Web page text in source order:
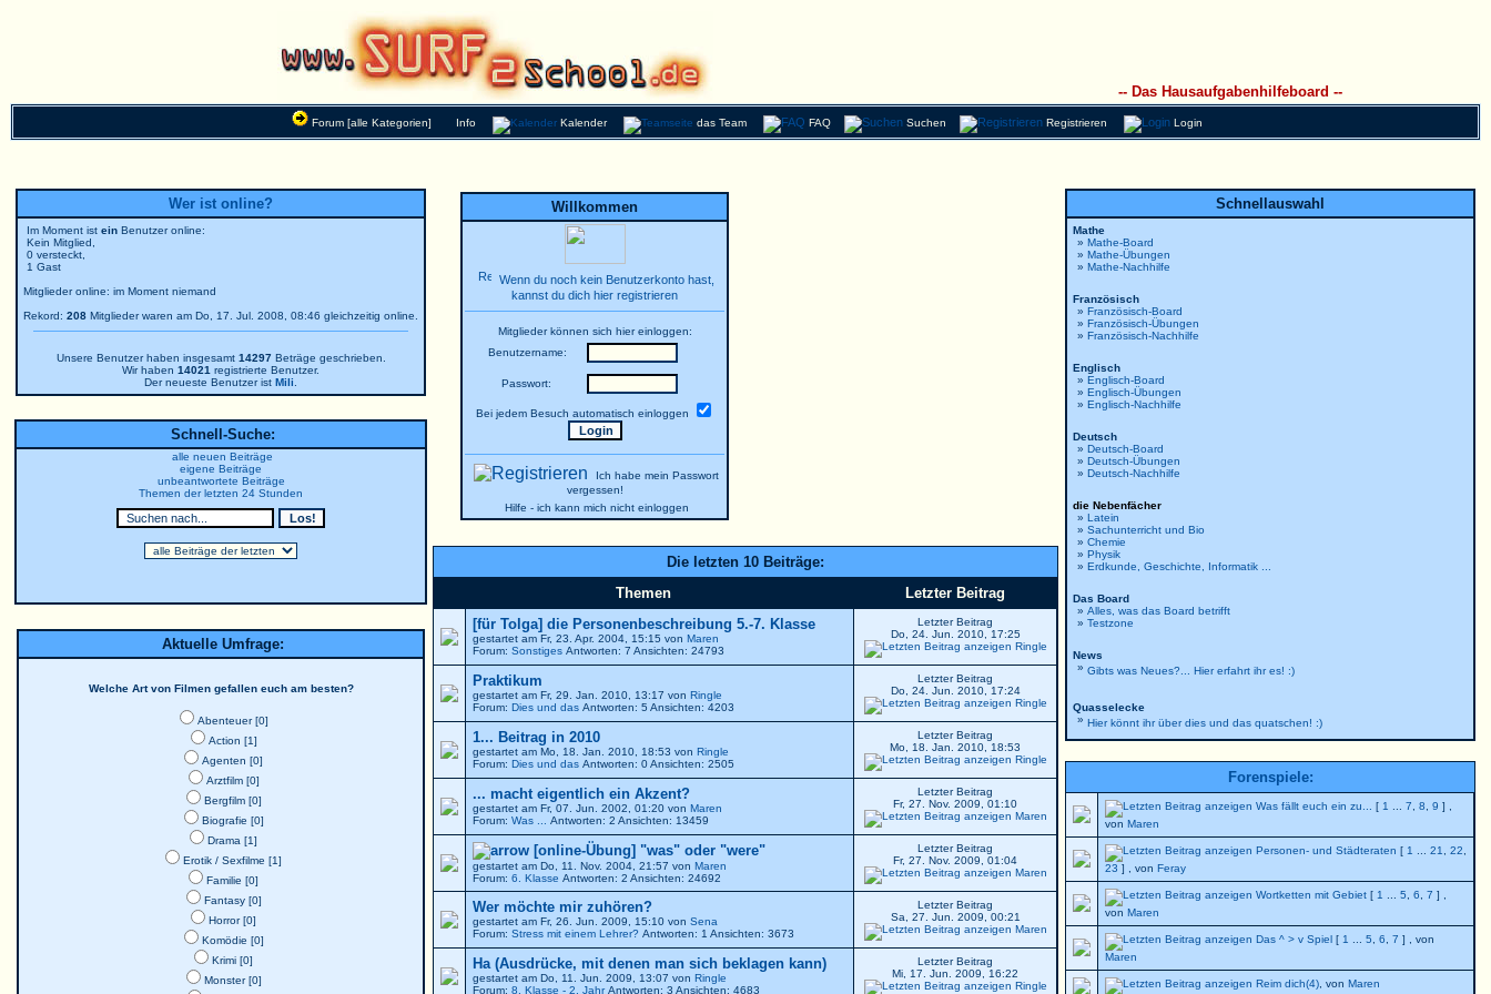
-- Das Hausaufgabenhilfeboard --
Forum [alle Kategorien] Info Kalender das Team FAQ Suchen Registrieren Login
Wer ist online?
Im Moment ist ein Benutzer online:
Kein Mitglied,
0 versteckt,
1 Gast
Mitglieder online: im Moment niemand
Rekord: 208 Mitglieder waren am Do, 17. Jul. 2008, 08:46 gleichzeitig online.
Unsere Benutzer haben insgesamt 14297Beträge geschrieben.
Wir haben 14021 registrierte Benutzer.
Der neueste Benutzer ist Mili
Schnell-Suche:
alle neuen Beiträge
eigene Beiträge
unbeantwortete Beiträge
Themen der letzten 24 Stunden
Aktuelle Umfrage:
Welche Art von Filmen gefallen euch am besten?
Abenteuer [0]
Action [1]
Agenten [0]
Arztfilm [0]
Bergfilm [0]
Biografie [0]
Drama [1]
Erotik / Sexfilme [1]
Familie [0]
Fantasy [0]
Horror [0]
Komödie [0]
Krimi [0]
Monster [0]
Willkommen
Wenn du noch kein Benutzerkonto hast,
kannst du dich hier registrieren
Mitglieder können sich hier einloggen:
Benutzername:
Passwort:
Bei jedem Besuch automatisch einloggen
Ich habe mein Passwort
vergessen!
Hilfe - ich kann mich nicht einloggen
Die letzten 10 Beiträge:
Themen
Letzter Beitrag
[für Tolga] die Personenbeschreibung 5.-7. Klasse
gestartet am Fr, 23. Apr. 2004, 15:15 von Maren
Forum: Sonstiges Antworten: 7 Ansichten: 24793
Letzter Beitrag
Do, 24. Jun. 2010, 17:25
Ringle
Praktikum
gestartet am Fr, 29. Jan. 2010, 13:17 von Ringle
Forum: Dies und das Antworten: 5 Ansichten: 4203
Letzter Beitrag
Do, 24. Jun. 2010, 17:24
Ringle
1... Beitrag in 2010
gestartet am Mo, 18. Jan. 2010, 18:53 von Ringle
Forum: Dies und das Antworten: 0 Ansichten: 2505
Letzter Beitrag
Mo, 18. Jan. 2010, 18:53
Ringle
... macht eigentlich ein Akzent?
gestartet am Fr, 07. Jun. 2002, 01:20 von Maren
Forum: Was ... Antworten: 2 Ansichten: 13459
Letzter Beitrag
Fr, 27. Nov. 2009, 01:10
Maren
[online-Übung] "was" oder "were"
gestartet am Do, 11. Nov. 2004, 21:57 von Maren
Forum: 6. Klasse Antworten: 2 Ansichten: 24692
Letzter Beitrag
Fr, 27. Nov. 2009, 01:04
Maren
Wer möchte mir zuhören?
gestartet am Fr, 26. Jun. 2009, 15:10 von Sena
Forum: Stress mit einem Lehrer? Antworten: 1 Ansichten: 3673
Letzter Beitrag
Sa, 27. Jun. 2009, 00:21
Maren
Ha (Ausdrücke, mit denen man sich beklagen kann)
gestartet am Do, 11. Jun. 2009, 13:07 von Ringle
Forum: 8. Klasse - 2. JahrAntworten: 3 Ansichten: 4683
Letzter Beitrag
Mi, 17. Jun. 2009, 16:22
Ringle
Schnellauswahl
Mathe
»
»
»
Mathe-Board
Mathe-Übungen
Mathe-Nachhilfe
Französisch
»
»
»
Französisch-Board
Französisch-Übungen
Französisch-Nachhilfe
Englisch
»
»
»
Englisch-Board
Englisch-Übungen
Englisch-Nachhilfe
Deutsch
»
»
»
Deutsch-Board
Deutsch-Übungen
Deutsch-Nachhilfe
die Nebenfächer
»
»
»
»
»
Latein
Sachunterricht und Bio
Chemie
Physik
Erdkunde, Geschichte, Informatik ...
Das Board
»
»
Alles, was das Board betrifft
Testzone
News
» Gibts was Neues?... Hier erfahrt ihr es! :)
Quasselecke
» Hier könnt ihr über dies und das quatschen! :)
Forenspiele:
Was fällt euch ein zu... [ 1 7 8 9 ] ,
von Maren
Personen- und Städteraten [ 1 21 22
23 ] , von Feray
Wortketten mit Gebiet [ 1 5 6 7 ] ,
von Maren
Das ^ > v Spiel [ 1 5 6 7 ] , von
Maren
Reim dich(4) , von Maren